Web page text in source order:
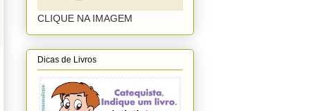
CLIQUE NA IMAGEM
Dicas de Livros